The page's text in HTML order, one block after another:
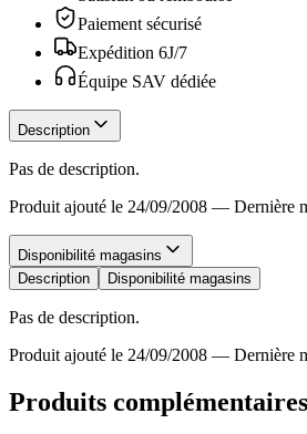
Paiement sécurisé
Expédition 6J/7
Équipe SAV dédiée
Description
Pas de description.
Produit ajouté le 24/09/2008 — Dernière
Disponibilité magasins
Description
Disponibilité magasins
Pas de description.
Produit ajouté le 24/09/2008 — Dernière
Produits